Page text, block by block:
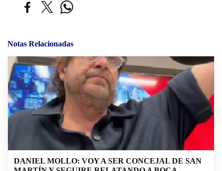
Notas Relacionadas
DANIEL MOLLO: VOY A SER CONCEJAL DE SAN